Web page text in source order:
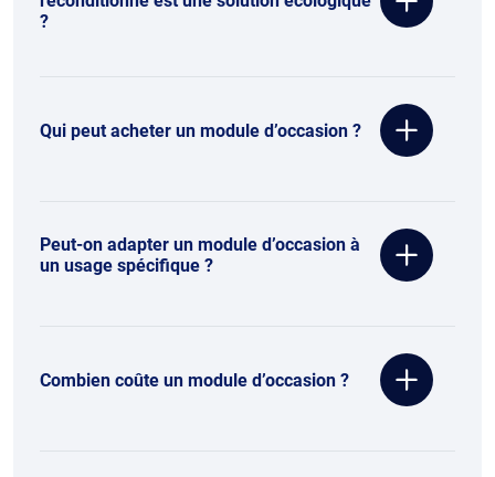
?
Qui peut acheter un module d’occasion ?
Peut-on adapter un module d’occasion à
un usage spécifique ?
Combien coûte un module d’occasion ?